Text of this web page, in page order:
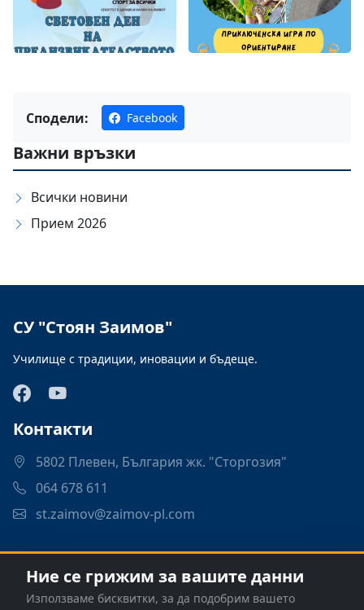
Сподели: Facebook
Важни връзки
Всички новини
Прием 2026
СУ "Стоян Заимов"
Училище с традиции, иновации и бъдеще.
Контакти
5802 Плевен, България жк. "Сторгозия"
064 678 611
st.zaimov@zaimov-pl.com
Връзки
Програми
Ние се грижим за вашите данни
Използваме бисквитки, за да подобрим вашето